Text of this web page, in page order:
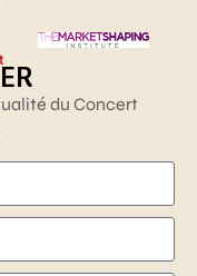
du Concert